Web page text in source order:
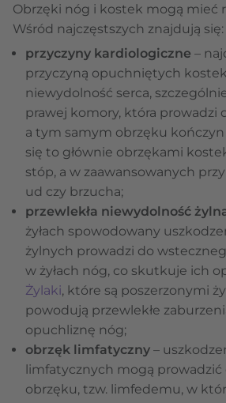
Obrzęki nóg i kostek mogą mieć
Wśród najczęstszych znajdują się:
przyczyny kardiologiczne –
przyczyną opuchniętych
niewydolność serca,
prawej komory, która prowadzi
a tym samym obrzęku
się to głównie obrzękami
stóp, a w zaawansowanych
ud czy brzucha;
przewlekła niewydolność
żyłach spowodowany
żylnych prowadzi do
w żyłach nóg, co skutkuje ich
Żylaki, które są poszerzonymi
powodują przewlekłe
opuchliznę nóg;
obrzęk limfatyczny –
limfatycznych mogą prowadzić
obrzęku, tzw. limfedemu, w